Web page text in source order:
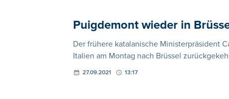
Puigdemont wieder in
Der frühere katalanische Ministerpräsident
Italien am Montag nach Brüssel
27.09.2021 13:17